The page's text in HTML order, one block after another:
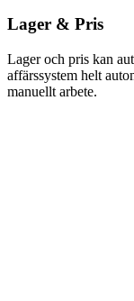
Lager & Pris
Lager och pris kan
affärssystem helt
manuellt arbete.